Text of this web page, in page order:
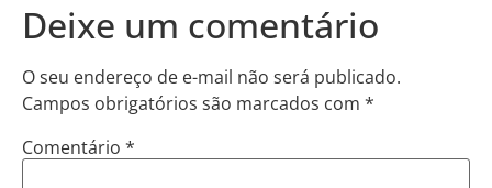
Deixe um comentário
O seu endereço de e-mail não será publicado.
Campos obrigatórios são marcados com *
Comentário *